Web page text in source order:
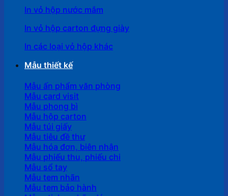
In vỏ hộp nước mắm
In vỏ hộp carton đựng giày
In các loại vỏ hộp khác
Mẫu thiết kế
Mẫu ấn phẩm văn phòng
Mẫu card visit
Mẫu phong bì
Mẫu hộp carton
Mẫu túi giấy
Mẫu tiêu đề thư
Mẫu hóa đơn, biên nhận
Mẫu phiếu thu, phiếu chi
Mẫu sổ tay
Mẫu tem nhãn
Mẫu tem bảo hành